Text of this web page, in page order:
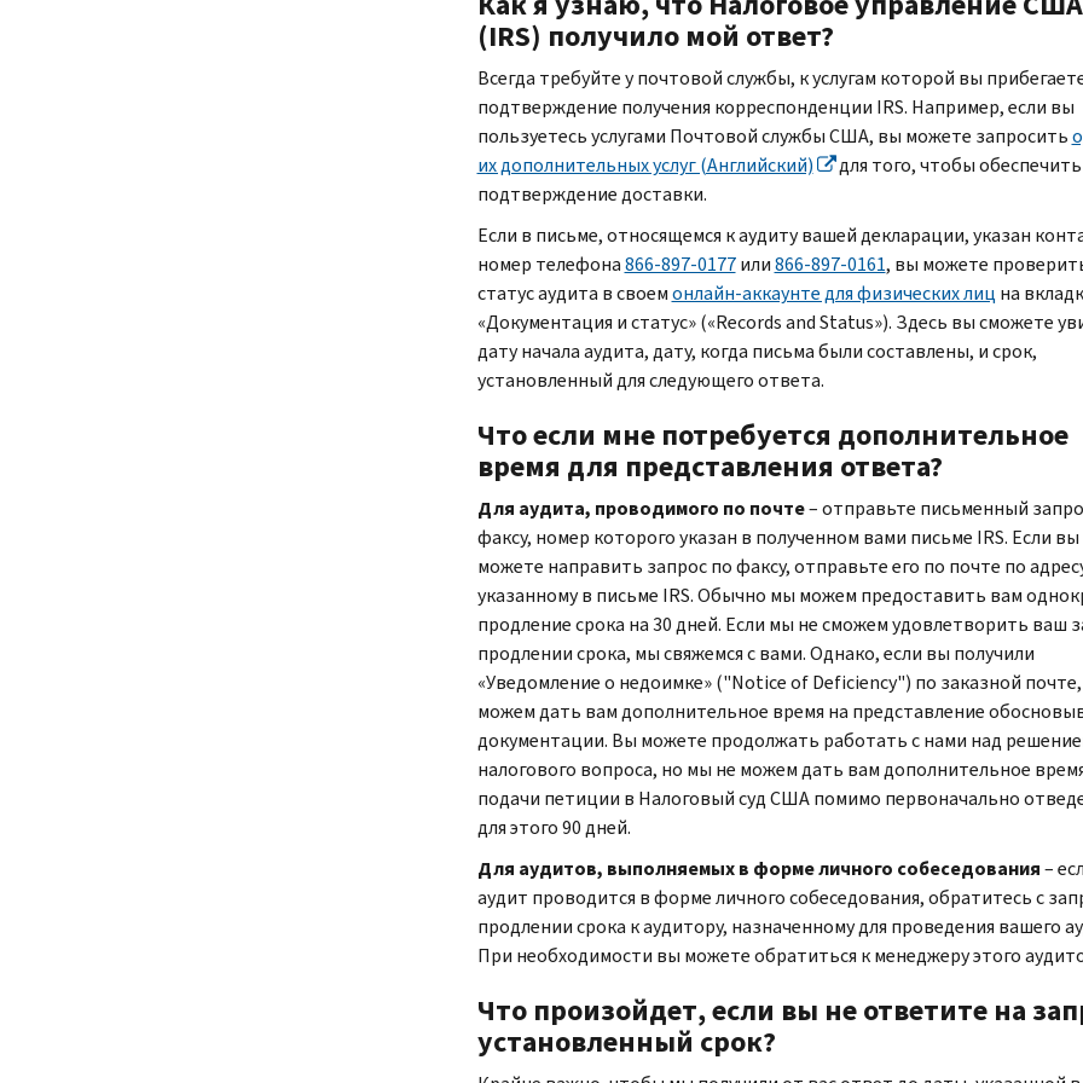
(IRS) получило мой ответ?
Всегда требуйте у почтовой службы, к услугам которой вы
подтверждение получения корреспонденции IRS. Например, если вы
пользуетесь услугами Почтовой службы США, вы можете запросить
их дополнительных услуг (Английский)
для того, чтобы обеспечить
подтверждение доставки.
Если в письме, относящемся к аудиту вашей декларации, указан
номер телефона866-897-0177или866-897-0161, вы можете
статус аудита в своемонлайн-аккаунте для физических лиц на
«Документация и статус» («Records and Status»). Здесь вы сможете
дату начала аудита, дату, когда письма были составлены, и срок,
установленный для следующего ответа.
Что если мне потребуется дополнительное
время для представления ответа?
Для аудита, проводимого по почте– отправьте письменный
факсу, номер которого указан в полученном вами письме IRS. Если вы
можете направить запрос по факсу, отправьте его по почте по
указанному в письме IRS.Обычно мы можем предоставить вам
продление срока на 30 дней. Если мы не сможем удовлетворить ваш
продлении срока, мы свяжемся с вами. Однако, если вы получили
«Уведомление о недоимке» ("Notice of Deficiency") по заказной
можем дать вам дополнительное время на представление
документации. Вы можете продолжать работать с нами над
налогового вопроса, но мы не можем дать вам дополнительное
подачи петиции в Налоговый суд США помимо первоначально
для этого 90 дней.
Для аудитов, выполняемых в форме личного собеседования–
аудит проводится в форме личного собеседования, обратитесь с
продлении срока к аудитору, назначенному для проведения вашего
При необходимости вы можете обратиться к менеджеру этого
Что произойдет, если вы не ответите на
установленный срок?